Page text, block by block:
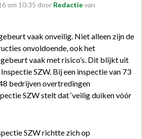
om 10:35 door Redactievan
vaak onveilig. Niet alleen zijn de
onvoldoende, ook het
vaak met risico’s. Dit blijkt uit
SZW. Bij een inspectie van 73
bedrijven overtredingen
SZW stelt dat ‘veilig duiken vóór
SZW richtte zich op